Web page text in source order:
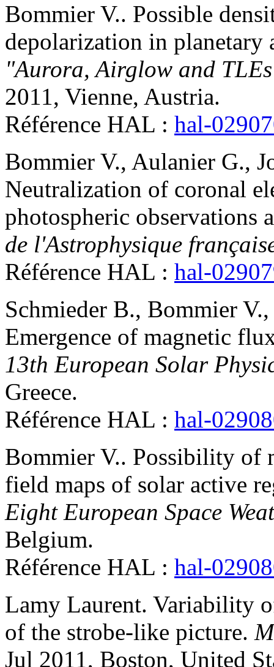
Bommier V.. Possible
depolarization in planetary
"Aurora, Airglow and
2011, Vienne, Austria.
Référence HAL : hal-
Bommier V., Aulanier G.,
Neutralization of coronal
photospheric observations
de l'Astrophysique
Référence HAL : hal-
Schmieder B., Bommier V.,
Emergence of magnetic
13th European Solar
Greece.
Référence HAL : hal-
Bommier V.. Possibility of
field maps of solar active
Eight European Space
Belgium.
Référence HAL : hal-
Lamy Laurent. Variability
of the strobe-like picture.
Jul 2011, Boston, United